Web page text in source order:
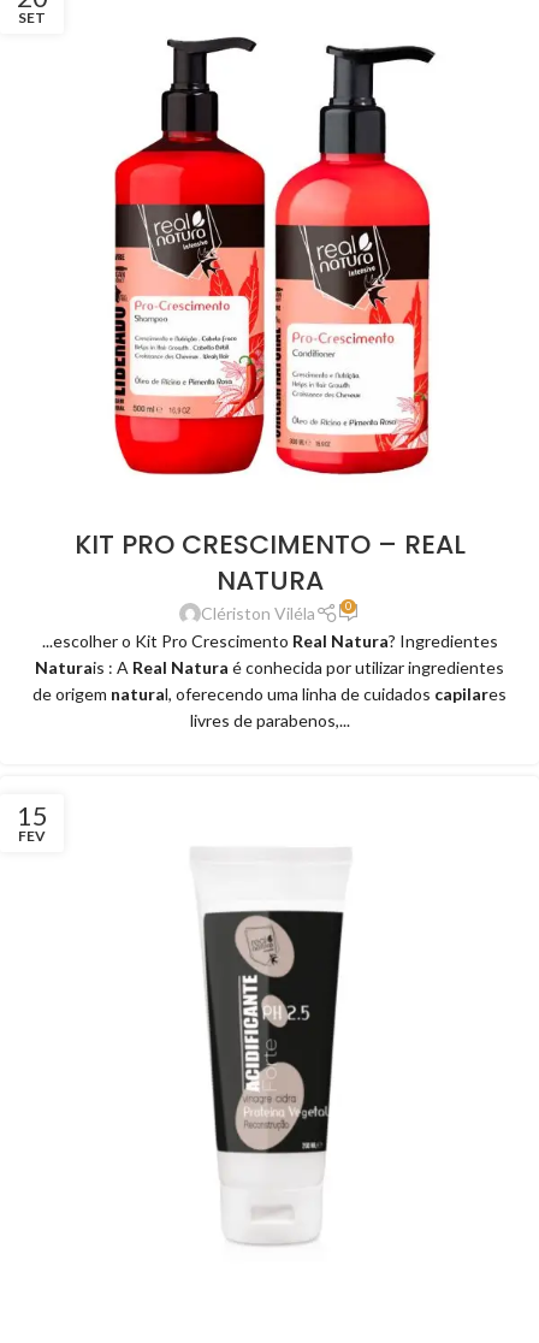
SET
KIT PRO CRESCIMENTO – REAL
NATURA
Clériston Viléla 0
...escolher o Kit Pro Crescimento Real Natura? Ingredientes
Naturais : A Real Natura é conhecida por utilizar ingredientes
de origem natural, oferecendo uma linha de cuidados capilares
livres de parabenos,...
15
FEV